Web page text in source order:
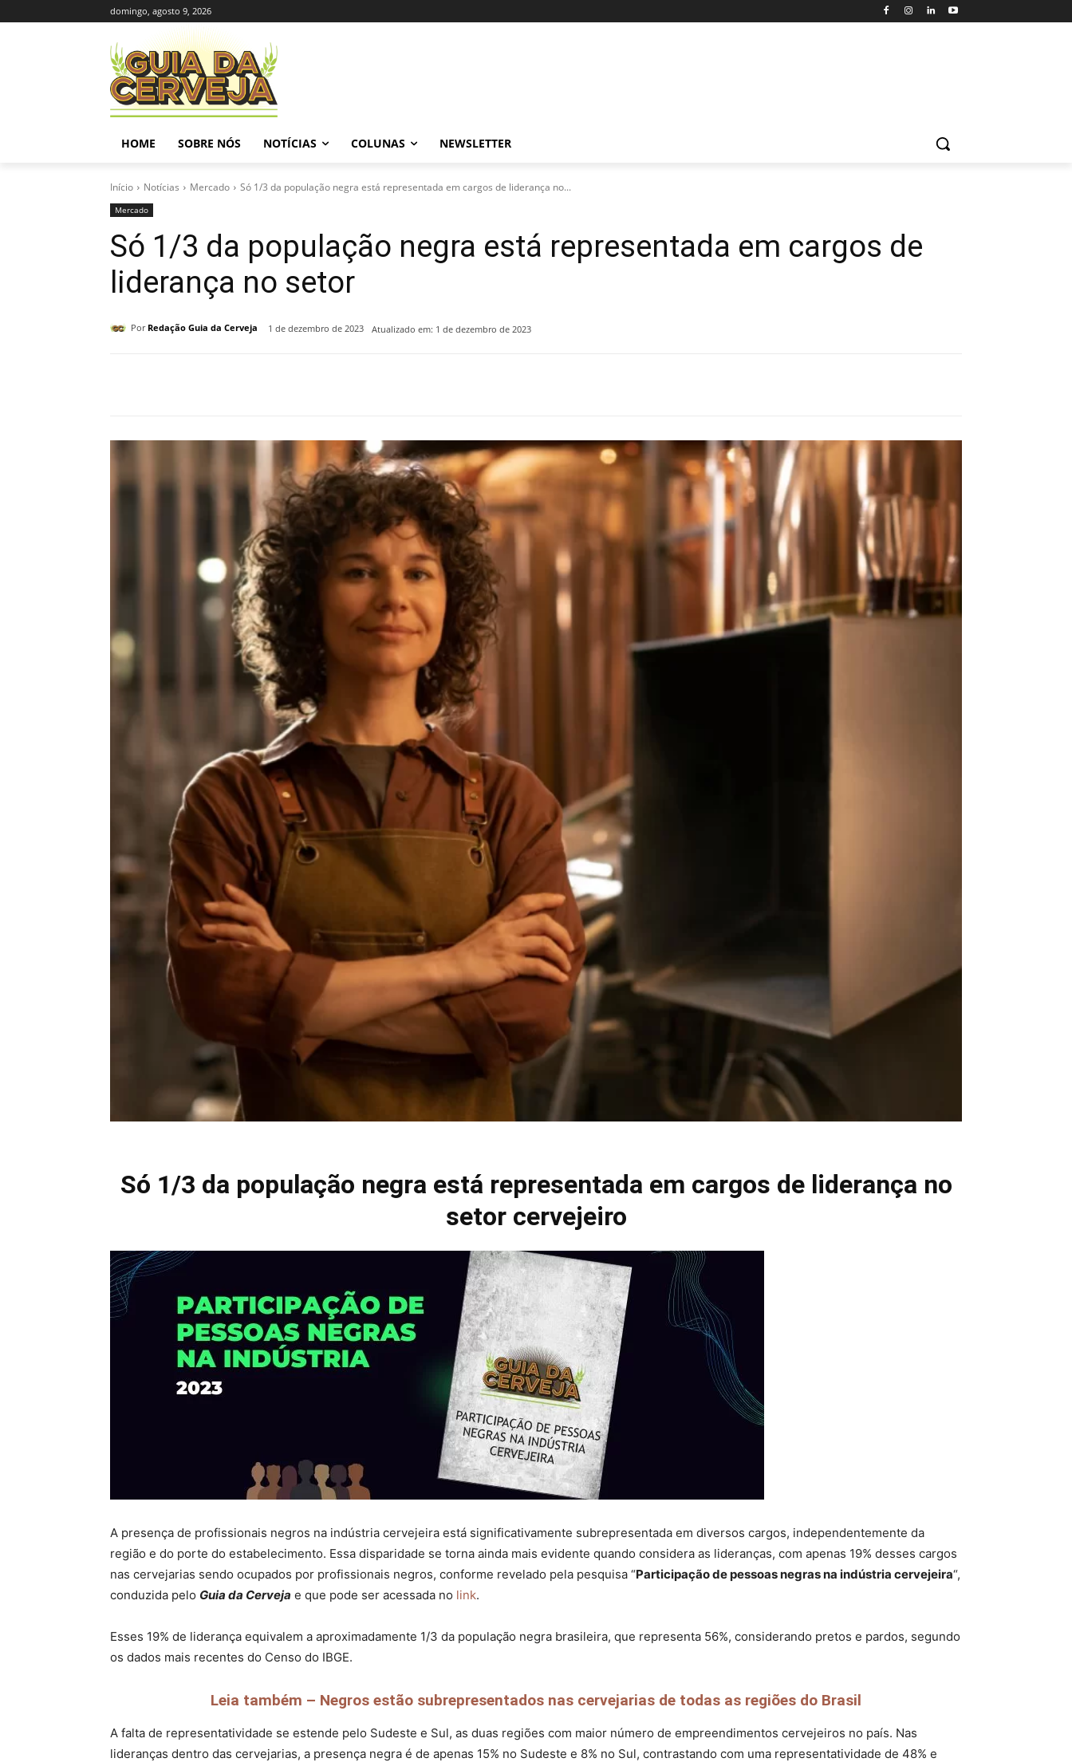
domingo, agosto 9, 2026
HOME SOBRE NÓS NOTÍCIAS COLUNAS NEWSLETTER
Início Notícias Mercado Só 1/3 da população negra está representada em cargos de liderança no...
Mercado
Só 1/3 da população negra está representada em cargos de
liderança no setor
Por Redação Guia da Cerveja 1 de dezembro de 2023 Atualizado em: 1 de dezembro de 2023
Só 1/3 da população negra está representada em cargos de liderança no
setor cervejeiro
A presença de profissionais negros na indústria cervejeira está significativamente subrepresentada em diversos cargos, independentemente da
região e do porte do estabelecimento. Essa disparidade se torna ainda mais evidente quando considera as lideranças, com apenas 19% desses cargos
nas cervejarias sendo ocupados por profissionais negros, conforme revelado pela pesquisa “Participação de pessoas negras na indústria cervejeira“,
conduzida pelo Guia da Cerveja e que pode ser acessada no link.
Esses 19% de liderança equivalem a aproximadamente 1/3 da população negra brasileira, que representa 56%, considerando pretos e pardos, segundo
os dados mais recentes do Censo do IBGE.
Leia também – Negros estão subrepresentados nas cervejarias de todas as regiões do Brasil
A falta de representatividade se estende pelo Sudeste e Sul, as duas regiões com maior número de empreendimentos cervejeiros no país. Nas
lideranças dentro das cervejarias, a presença negra é de apenas 15% no Sudeste e 8% no Sul, contrastando com uma representatividade de 48% e